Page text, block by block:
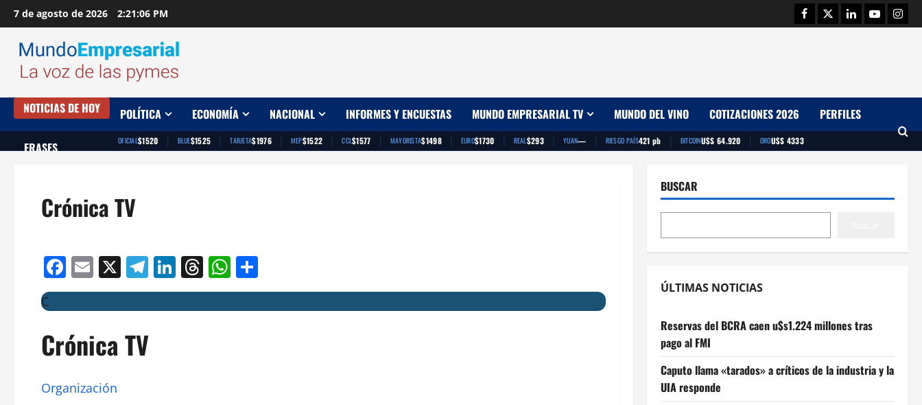
Saltar
al
contenido
7 de agosto de 2026 2:21:07 PM Facebook
TwitterLinkedinYoutube
NOTICIAS DE HOY POLÍTICA ECONOMÍA NACIONAL INFORMES Y ENCUESTAS MUNDO EMPRESARIAL TV MUNDO DEL VINO COTIZACIONES 2026 PERFILES
FRASES OFICIAL$1520 | BLUE$1525 | TARJETA$1976 | MEP$1522 | CCL$1577 | MAYORISTA$1498 | EURO$1730 | REAL$293 | YUAN— | RIESGO PAÍS421 pb | BITCOINU$S 64.920 | OROU$S 4333
Crónica TV
Facebook
Email
X Telegram
LinkedIn
Threads
WhatsApp
C
Crónica TV
Organización
BUSCAR
ÚLTIMAS NOTICIAS
Reservas del BCRA caen u$s1.224 millones tras
pago al FMI
Caputo llama «tarados» a críticos de la industria y la
UIA responde